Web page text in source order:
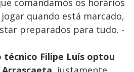
quando está marcado,
preparados para tudo. -
técnico Filipe Luís optou